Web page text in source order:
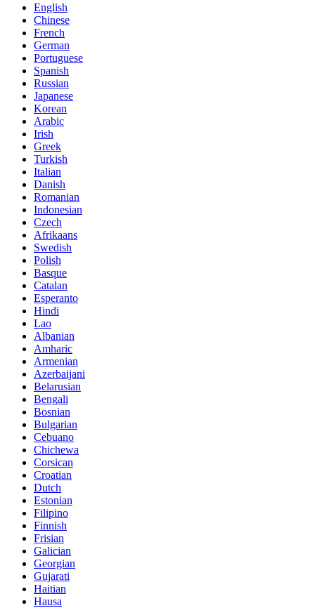
English
Chinese
French
German
Portuguese
Spanish
Russian
Japanese
Korean
Arabic
Irish
Greek
Turkish
Italian
Danish
Romanian
Indonesian
Czech
Afrikaans
Swedish
Polish
Basque
Catalan
Esperanto
Hindi
Lao
Albanian
Amharic
Armenian
Azerbaijani
Belarusian
Bengali
Bosnian
Bulgarian
Cebuano
Chichewa
Corsican
Croatian
Dutch
Estonian
Filipino
Finnish
Frisian
Galician
Georgian
Gujarati
Haitian
Hausa